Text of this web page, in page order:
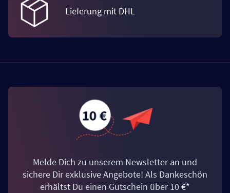
Lieferung mit DHL
Melde Dich zu unserem Newsletter an und
sichere Dir exklusive Angebote! Als Dankeschön
erhältst Du einen Gutschein über 10 €*